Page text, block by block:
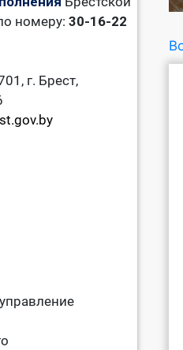
номеру: 30-16-22
г. Брест,